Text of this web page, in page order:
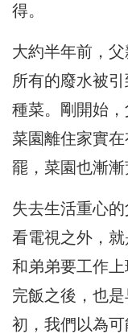
得。
大約半年前，
所有的廢水被
種菜。剛開始
菜園離住家實
罷，菜園也漸漸
失去生活重心
看電視之外，
和弟弟要工作
完飯之後，也
初，我們以為